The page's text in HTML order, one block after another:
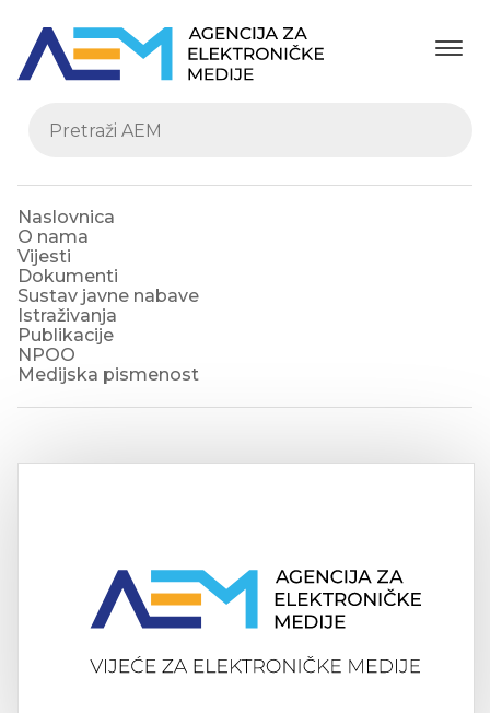
Naslovnica
O nama
Vijesti
Dokumenti
Sustav javne nabave
Istraživanja
Publikacije
NPOO
Medijska pismenost